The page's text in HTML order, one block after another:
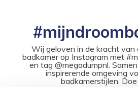
Wij geloven in de kracht van
badkamer op Instagram met
en tag @megadumpnl.
inspirerende omgeving
badkamerstijlen.